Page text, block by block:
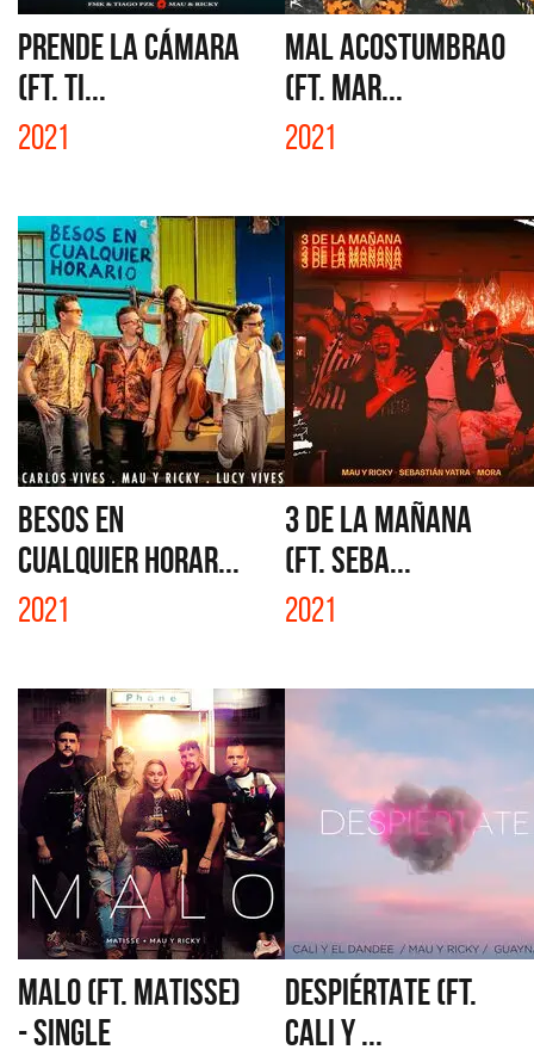
PRENDE LA CÁMARA
(FT. TI...
2021
MAL ACOSTUMBRAO
(FT. MAR...
2021
BESOS EN
CUALQUIER HORAR...
2021
3 DE LA MAÑANA
(FT. SEBA...
2021
MALO (FT. MATISSE)
- SINGLE
DESPIÉRTATE (FT.
CALI Y ...